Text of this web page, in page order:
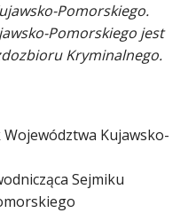
Pomorskiego.
Pomorskiego jest
Kryminalnego.
Województwa Kujawsko-
Sejmiku